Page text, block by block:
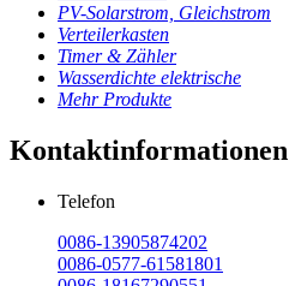
PV-Solarstrom, Gleichstrom
Verteilerkasten
Timer & Zähler
Wasserdichte elektrische
Mehr Produkte
Kontaktinformationen
Telefon
0086-13905874202
0086-0577-61581801